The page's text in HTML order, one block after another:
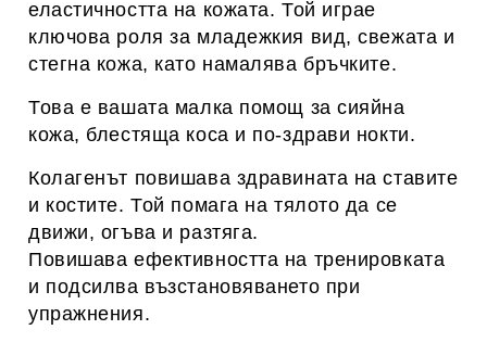
еластичността на кожата. Той играе
ключова роля за младежкия вид, свежата и
стегна кожа, като намалява бръчките.
Това е вашата малка помощ за сияйна
кожа, блестяща коса и по-здрави нокти.
Колагенът повишава здравината на ставите
и костите. Той помага на тялото да се
движи, огъва и разтяга.
Повишава ефективността на тренировката
и подсилва възстановяването при
упражнения.